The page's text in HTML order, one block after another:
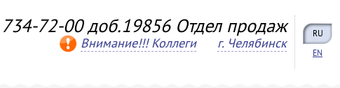
734-72-00 доб.19856 Отдел продаж
Внимание!!! Коллеги г. Челябинск
RU
EN